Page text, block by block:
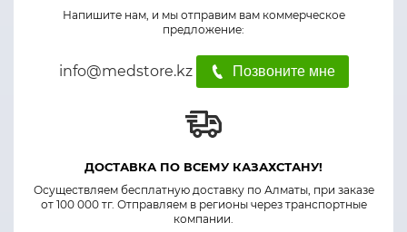
Напишите нам, и мы отправим вам коммерческое
предложение:
info@medstore.kz Позвоните мне
ДОСТАВКА ПО ВСЕМУ КАЗАХСТАНУ!
Осуществляем бесплатную доставку по Алматы, при заказе
от 100 000 тг. Отправляем в регионы через транспортные
компании.